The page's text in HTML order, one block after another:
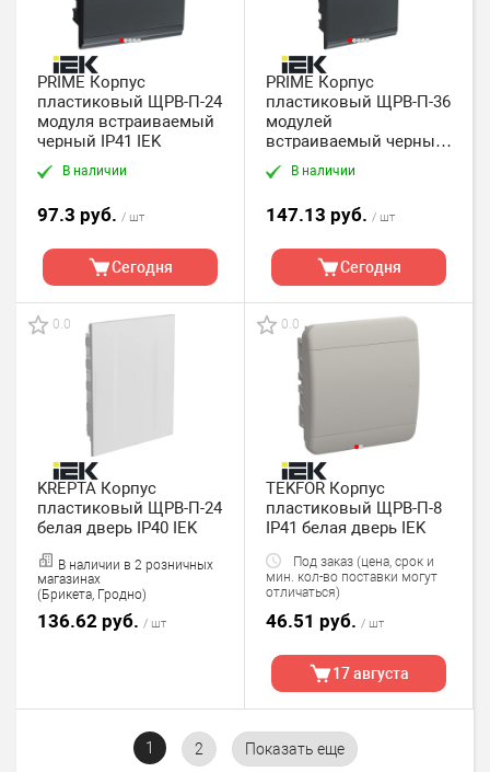
PRIME Корпус
пластиковый ЩРВ-П-24
модуля встраиваемый
черный IP41 IEK
В наличии
97.3 руб. / шт
Сегодня
PRIME Корпус
пластиковый ЩРВ-П-36
модулей
встраиваемый черный
IP41 IEK
В наличии
147.13 руб. / шт
Сегодня
0.0
KREPTA Корпус
пластиковый ЩРВ-П-24
белая дверь IP40 IEK
В наличии в 2 розничных
магазинах
(Брикета, Гродно)
136.62 руб. / шт
0.0
TEKFOR Корпус
пластиковый ЩРВ-П-8
IP41 белая дверь IEK
Под заказ (цена, срок и
мин. кол-во поставки могут
отличаться)
46.51 руб. / шт
17 августа
1 2 Показать еще